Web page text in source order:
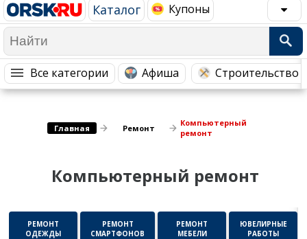
Каталог Купоны
Все категории Афиша Строительство
Медицина Здоровье
Гостиницы
Бытовые услуги
Промышленность
Городское хозяйство
Курьерская служба, Службы до...
Главная Ремонт
Компьютерный
ремонт
Компьютерный ремонт
РЕМОНТ
ОДЕЖДЫ
РЕМОНТ
СМАРТФОНОВ
РЕМОНТ
МЕБЕЛИ
ЮВЕЛИРНЫЕ
РАБОТЫ